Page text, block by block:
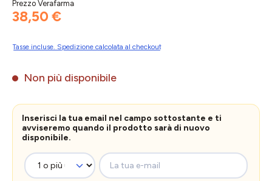
Prezzo Verafarma
38,50 €
Tasse incluse. Spedizione calcolata al checkout
Non più disponibile
Inserisci la tua email nel campo sottostante e ti
avviseremo quando il prodotto sarà di nuovo
disponibile.
La tua e-mail